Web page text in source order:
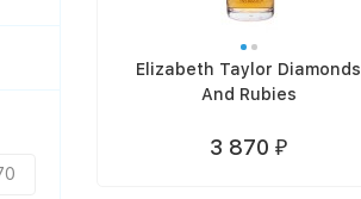
Elizabeth Taylor Diamonds
And Rubies
3 870 ₽